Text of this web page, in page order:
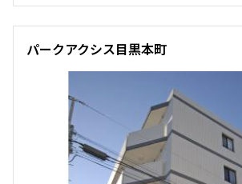
パークアクシス目黒本町